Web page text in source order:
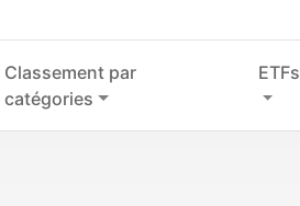
Classement par
catégories
ETFs